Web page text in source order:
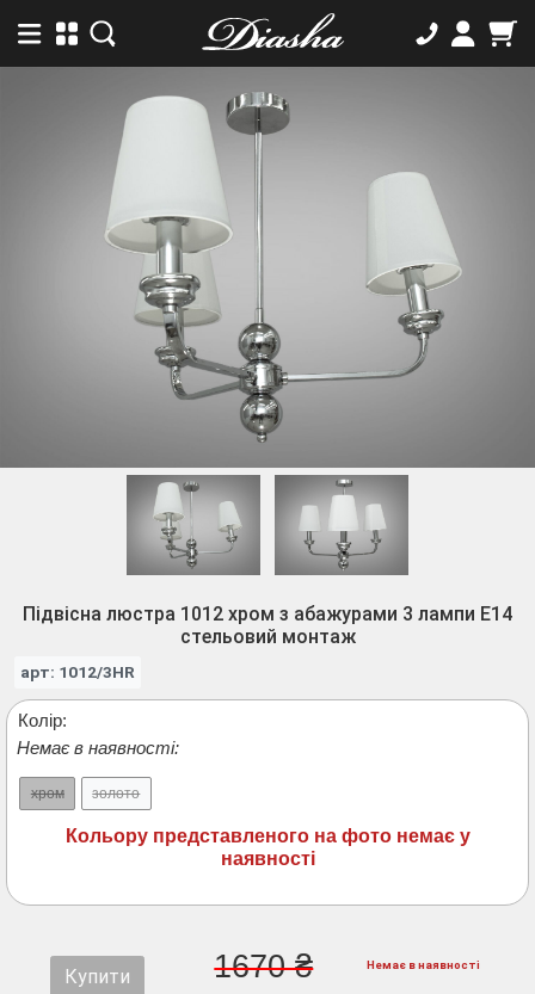
Підвісна люстра 1012 хром з абажурами 3 лампи E14
стельовий монтаж
арт: 1012/3HR
Колір:
Немає в наявності:
хром золото
Кольору представленого на фото немає у
наявності
Купити
1670 ₴
Немає в наявності